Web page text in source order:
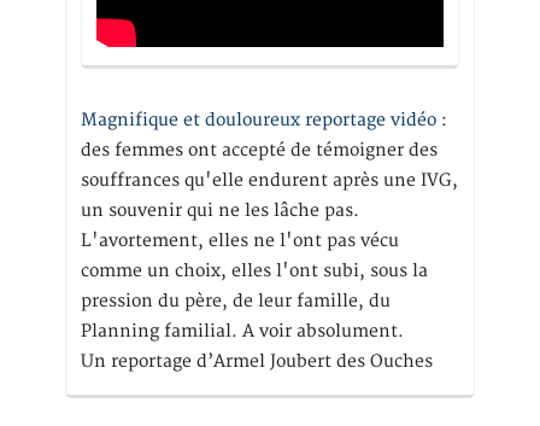
Magnifique et douloureux reportage vidéo :
des femmes ont accepté de témoigner des
souffrances qu'elle endurent après une IVG,
un souvenir qui ne les lâche pas.
L'avortement, elles ne l'ont pas vécu
comme un choix, elles l'ont subi, sous la
pression du père, de leur famille, du
Planning familial. A voir absolument.
Un reportage d’Armel Joubert des Ouches